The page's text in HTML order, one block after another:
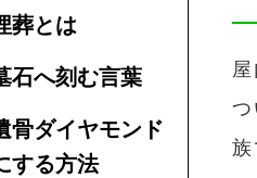
族
葬とは
石へ刻む言葉
骨ダイヤモンド
する方法